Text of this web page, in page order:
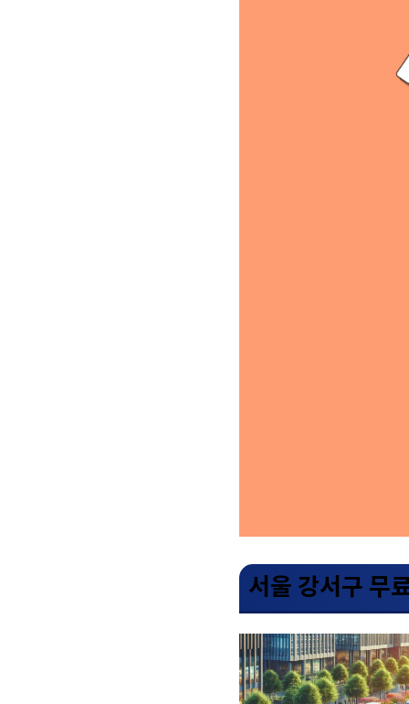
서울 강서구 무